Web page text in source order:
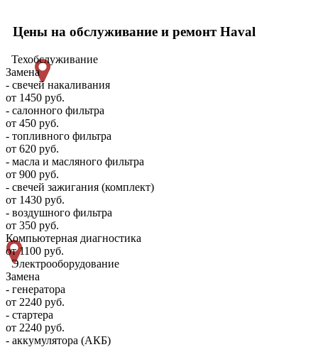
Цены на обслуживание и ремонт Haval
Техобслуживание
Замена
- свечей накаливания
от 1450 руб.
- салонного фильтра
от 450 руб.
- топливного фильтра
от 620 руб.
- масла и масляного фильтра
от 900 руб.
- свечей зажигания (комплект)
от 1430 руб.
- воздушного фильтра
от 350 руб.
Компьютерная диагностика
от 1100 руб.
Электрооборудование
Замена
- генератора
от 2240 руб.
- стартера
от 2240 руб.
- аккумулятора (АКБ)